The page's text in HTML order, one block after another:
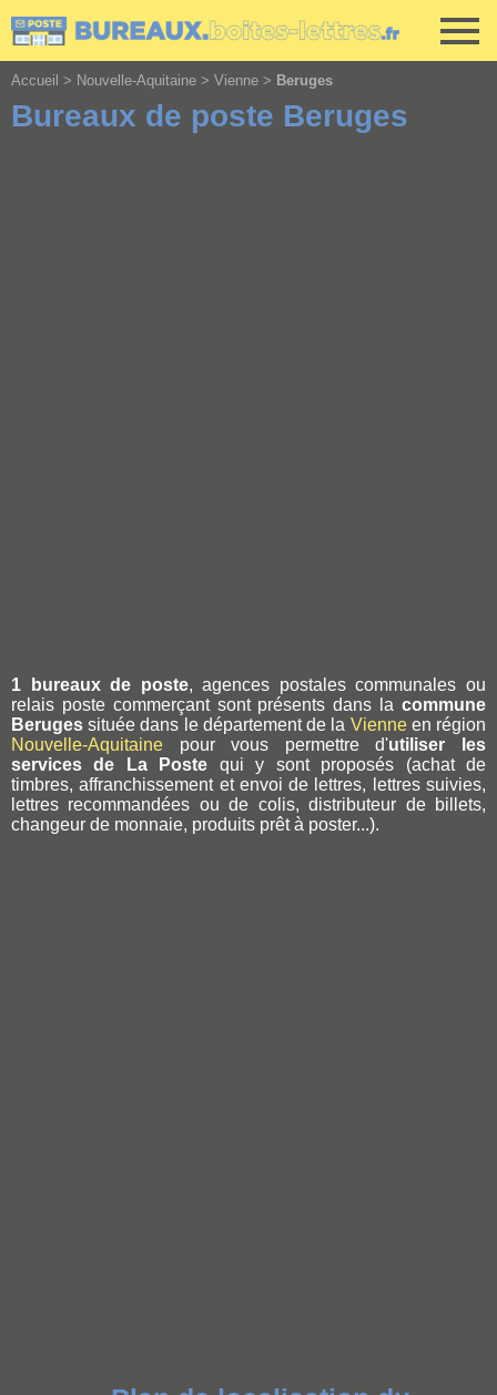
Accueil > Nouvelle-Aquitaine > Vienne > Beruges
Bureaux de poste Beruges
1 bureaux de poste, agences postales communales ou
relais poste commerçant sont présents dans la commune
Beruges située dans le département de la Vienneen région
Nouvelle-Aquitaine pour vous permettre d'utiliser les
services de La Poste qui y sont proposés (achat de
timbres, affranchissement et envoi de lettres, lettres suivies,
lettres recommandées ou de colis, distributeur de billets,
changeur de monnaie, produits prêt à poster...).